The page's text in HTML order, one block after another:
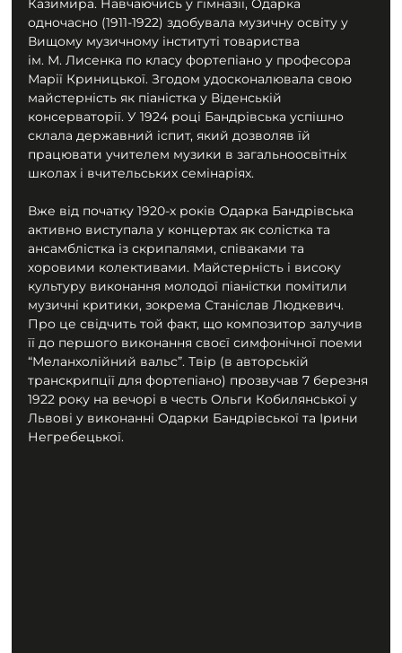
Казимира. Навчаючись у гімназії, Одарка
одночасно (1911-1922) здобувала музичну освіту у
Вищому музичному інституті товариства
ім. М. Лисенка по класу фортепіано у професора
Марії Криницької. Згодом удосконалювала свою
майстерність як піаністка у Віденській
консерваторії. У 1924 році Бандрівська успішно
склала державний іспит, який дозволяв їй
працювати учителем музики в загальноосвітніх
школах і вчительських семінаріях.
Вже від початку 1920-х років Одарка Бандрівська
активно виступала у концертах як солістка та
ансамблістка із скрипалями, співаками та
хоровими колективами. Майстерність і високу
культуру виконання молодої піаністки помітили
музичні критики, зокрема Станіслав Людкевич.
Про це свідчить той факт, що композитор залучив
її до першого виконання своєї симфонічної поеми
“Меланхолійний вальс”. Твір (в авторській
транскрипції для фортепіано) прозвучав 7 березня
1922 року на вечорі в честь Ольги Кобилянської у
Львові у виконанні Одарки Бандрівської та Ірини
Негребецької.